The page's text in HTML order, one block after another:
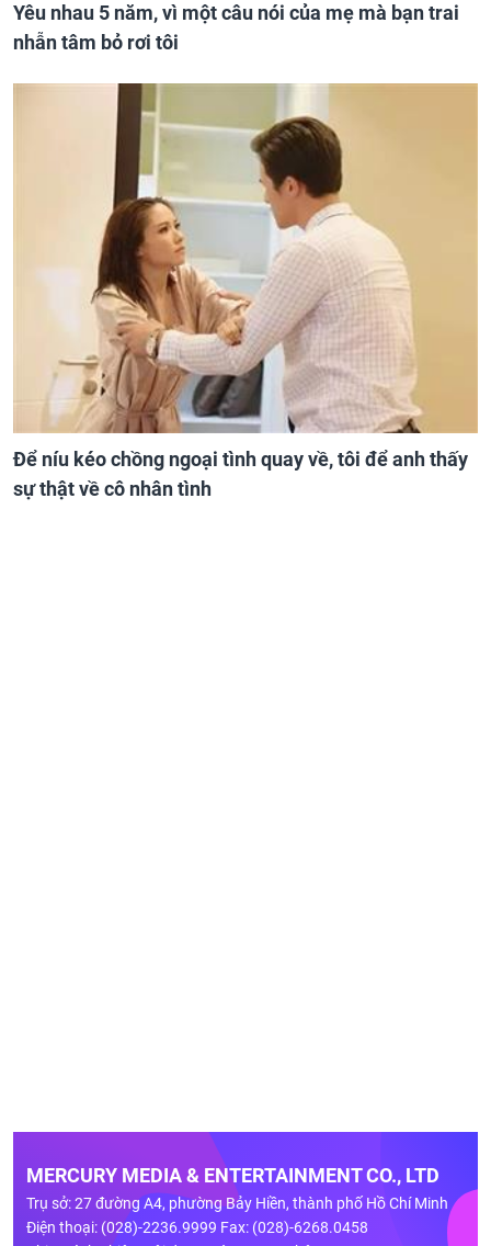
Yêu nhau 5 năm, vì một câu nói của mẹ mà bạn trai
nhẫn tâm bỏ rơi tôi
Để níu kéo chồng ngoại tình quay về, tôi để anh thấy
sự thật về cô nhân tình
MERCURY MEDIA & ENTERTAINMENT CO., LTD
Trụ sở: 27 đường A4, phường Bảy Hiền, thành phố Hồ Chí Minh
Điện thoại: (028)-2236.9999 Fax: (028)-6268.0458